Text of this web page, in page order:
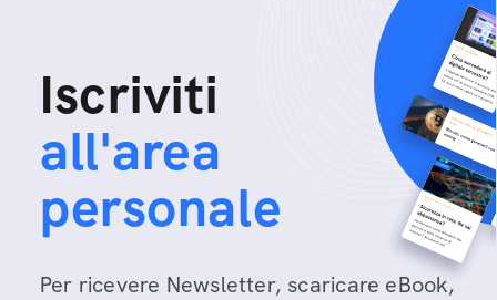
Iscriviti
all'area
personale
Per ricevere Newsletter, scaricare eBook,